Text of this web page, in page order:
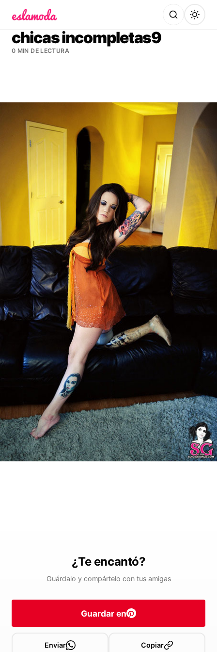
chicas incompletas9
0 MIN DE LECTURA
¿Te encantó?
Guárdalo y compártelo con tus amigas
Guardar en
Enviar Copiar